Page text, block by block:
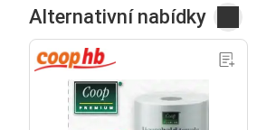
Alternativní nabídky